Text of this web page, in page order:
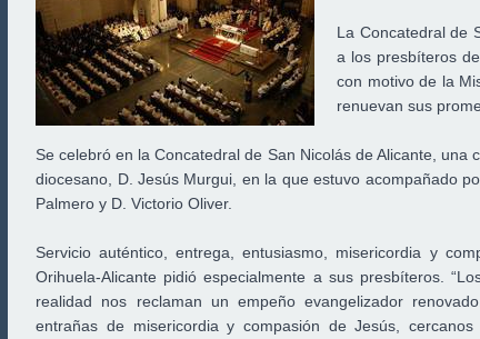
La Concatedral de
a los presbíteros
con motivo de la
renuevan sus
Se celebró en la Concatedral de San Nicolás de Alicante, una
diocesano, D. Jesús Murgui, en la que estuvo acompañado
Palmero y D. Victorio Oliver.
Servicio auténtico, entrega, entusiasmo, misericordia y
Orihuela-Alicante pidió especialmente a sus presbíteros.
realidad nos reclaman un empeño evangelizador
entrañas de misericordia y compasión de Jesús,